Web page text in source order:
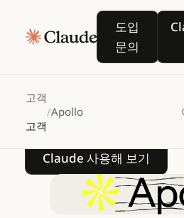
도입
문의
도입 문의
고객
고객
/Apollo
Apollo,
활용하여 대
아웃바운드
가속화
Claude 사용해 보기
Claude 사용해